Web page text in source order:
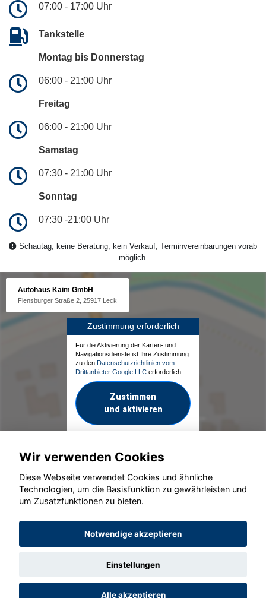
07:00 - 17:00 Uhr
Tankstelle
Montag bis Donnerstag
06:00 - 21:00 Uhr
Freitag
06:00 - 21:00 Uhr
Samstag
07:30 - 21:00 Uhr
Sonntag
07:30 -21:00 Uhr
Schautag, keine Beratung, kein Verkauf, Terminvereinbarungen vorab
möglich.
Autohaus Kaim GmbH
Flensburger Straße 2, 25917 Leck
Zustimmung erforderlich
Für die Aktivierung der Karten- und
Navigationsdienste ist Ihre Zustimmung
zu den Datenschutzrichtlinien vom
Drittanbieter Google LLC erforderlich.
Zustimmen
und aktivieren
© konjunkturmotor.de GmbH 2020 - 2026
Wir verwenden Cookies
Diese Webseite verwendet Cookies und ähnliche
Technologien, um die Basisfunktion zu gewährleisten und
um Zusatzfunktionen zu bieten.
Notwendige akzeptieren
Einstellungen
Alle akzeptieren